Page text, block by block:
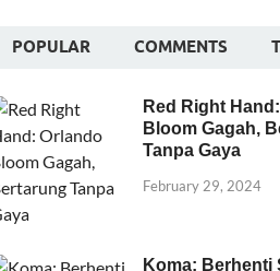
POPULAR COMMENTS
Red Right
Bloom Gagah,
Tanpa Gaya
February 29, 2024
Koma: Berhenti